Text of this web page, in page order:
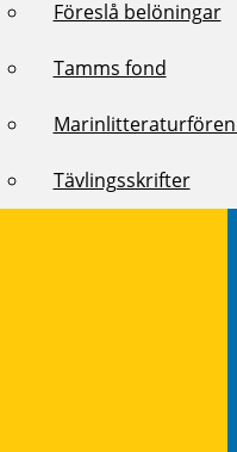
Föreslå belöningar
Tamms fond
Tävlingsskrifter